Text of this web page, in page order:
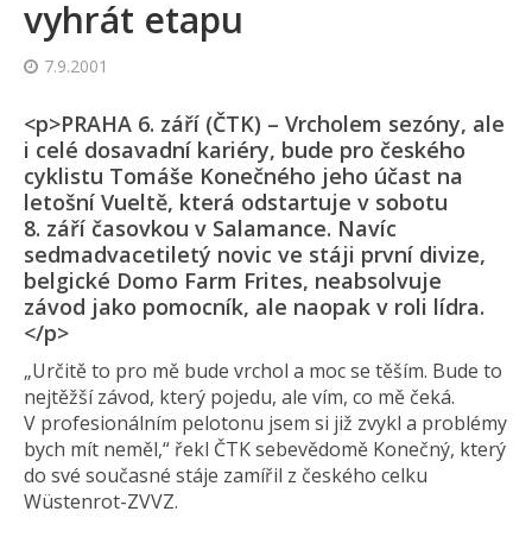
vyhrát etapu
7.9.2001
<p>PRAHA 6. září (ČTK) – Vrcholem sezóny, ale
i celé dosavadní kariéry, bude pro českého
cyklistu Tomáše Konečného jeho účast na
letošní Vueltě, která odstartuje v sobotu
8. září časovkou v Salamance. Navíc
sedmadvacetiletý novic ve stáji první divize,
belgické Domo Farm Frites, neabsolvuje
závod jako pomocník, ale naopak v roli lídra.
</p>
„Určitě to pro mě bude vrchol a moc se těším. Bude to
nejtěžší závod, který pojedu, ale vím, co mě čeká.
V profesionálním pelotonu jsem si již zvykl a problémy
bych mít neměl,“ řekl ČTK sebevědomě Konečný, který
do své současné stáje zamířil z českého celku
Wüstenrot-ZVVZ.